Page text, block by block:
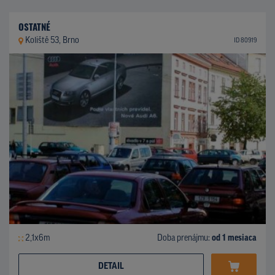
OSTATNÉ
Koliště 53, Brno ID 80919
2,1x6m Doba prenájmu: od 1 mesiaca
DETAIL